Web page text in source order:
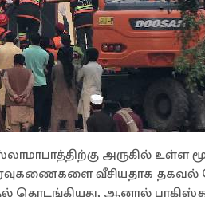
அருகில் உள்ள
வீசியதாக தகவல்
தொடங்கியது, ஆனால்